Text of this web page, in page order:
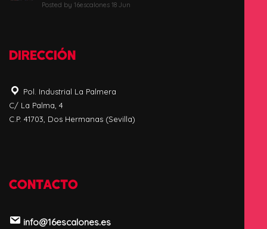
Posted by 16escalones 18 Jun
DIRECCIÓN
Pol. Industrial La Palmera
C/ La Palma, 4
C.P. 41703, Dos Hermanas (Sevilla)
CONTACTO
info@16escalones.es